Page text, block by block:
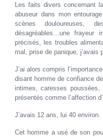
Les faits divers concernant
abuseur dans mon
scènes douloureuses,
désagréables…une frayeur
précisés, les troubles
mal, prise de panique, j’avais
J’ai alors compris
disant homme de confiance
intimes, caresses
présentés comme l’affection
J’avais 12 ans, lui 40 environ.
Cet homme a usé de son